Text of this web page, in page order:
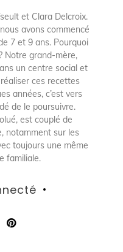
et Clara Delcroix.
avons commencé
7 et 9 ans. Pourquoi
Notre grand-mère,
un centre social et
ces recettes
années, c’est vers
de le poursuivre.
est couplé de
notamment sur les
toujours une même
familiale.